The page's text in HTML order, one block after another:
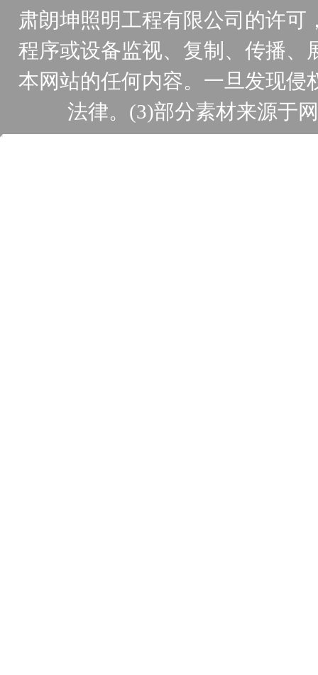
肃朗坤照明工程有限公司的许
程序或设备监视、复制、传播、
本网站的任何内容。一旦发现侵
法律。(3)部分素材来源于